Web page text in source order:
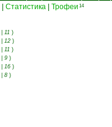
Статистика Трофеи 14
11 )
12 )
11 )
9 )
16 )
8 )